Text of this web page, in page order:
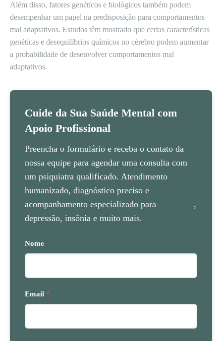
Além disso, fatores genéticos e biológicos também podem
desempenhar um papel na predisposição para comportamentos
mal adaptativos. Estudos têm mostrado que certas características
genéticas e desequilíbrios químicos no cérebro podem aumentar
a probabilidade de desenvolver comportamentos mal
adaptativos.
Cuide da Sua Saúde Mental com
Apoio Profissional
Preencha o formulário e receba o contato da
nossa equipe para agendar uma consulta com
um psiquiatra qualificado. Atendimento
humanizado, diagnóstico preciso e
acompanhamento especializado para
,
depressão, insônia e muito mais.
Nome
Email *